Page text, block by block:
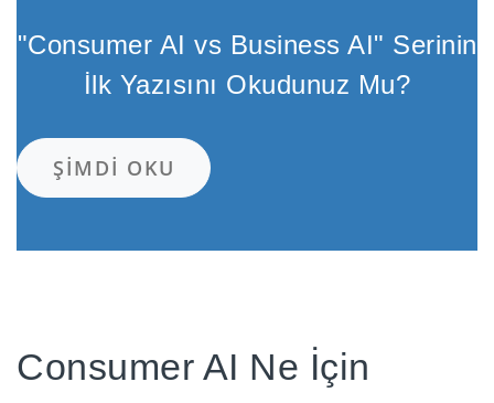
"Consumer AI vs Business AI" Serinin
İlk Yazısını Okudunuz Mu?
ŞIMDI OKU
Consumer AI Ne İçin